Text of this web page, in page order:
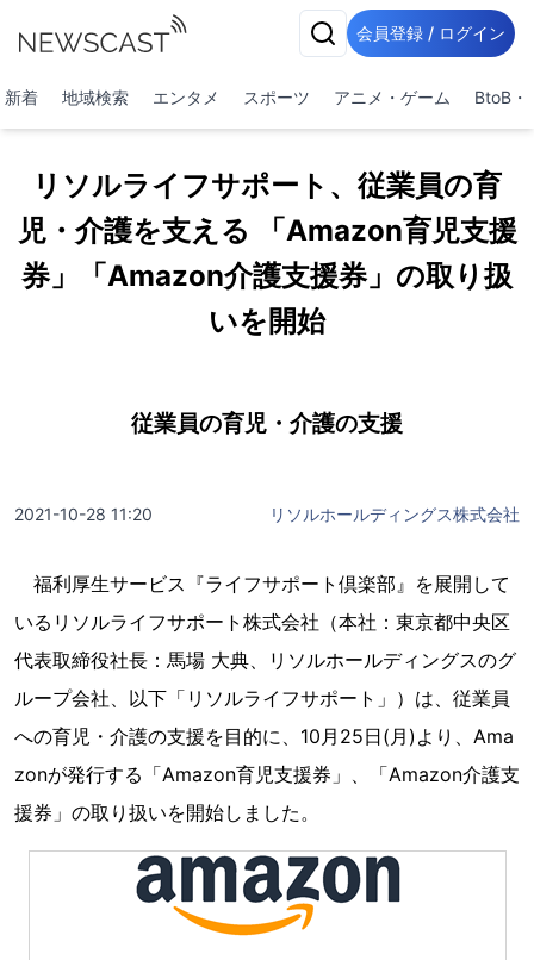
会員登録 / ログイン
新着 地域検索 エンタメ スポーツ アニメ・ゲーム BtoB・
リソルライフサポート、従業員の育
児・介護を支える 「Amazon育児支援
券」「Amazon介護支援券」の取り扱
いを開始
従業員の育児・介護の支援
2021-10-28 11:20 リソルホールディングス株式会社
福利厚生サービス『ライフサポート倶楽部』を展開して
いるリソルライフサポート株式会社（本社：東京都中央区
代表取締役社長：馬場 大典、リソルホールディングスのグ
ループ会社、以下「リソルライフサポート」）は、従業員
への育児・介護の支援を目的に、10月25日(月)より、Ama
zonが発行する「Amazon育児支援券」、「Amazon介護支
援券」の取り扱いを開始しました。